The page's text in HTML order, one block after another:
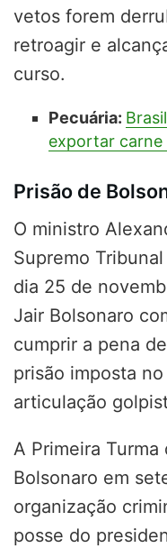
vetos forem
retroagir e
curso.
Pecuária:
exportar carne
Prisão de
O ministro
Supremo
dia 25 de
Jair Bolsonaro
cumprir a pena
prisão imposta
articulação
A Primeira
Bolsonaro em
organização
posse do